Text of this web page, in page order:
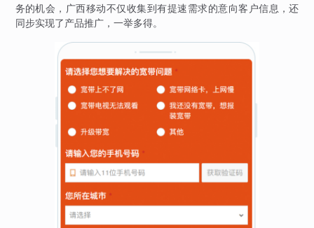
务的机会，广西移动不仅收集到有提速需求的意向客户信息，还
同步实现了产品推广，一举多得。